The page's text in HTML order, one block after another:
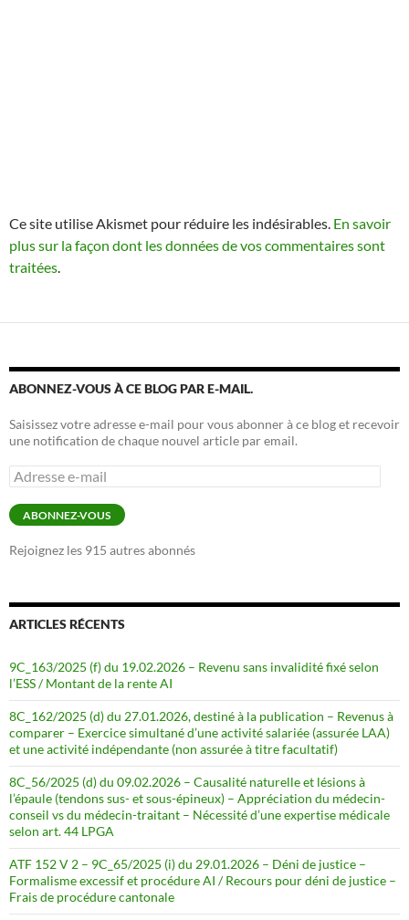
Ce site utilise Akismet pour réduire les indésirables. En savoir
plus sur la façon dont les données de vos commentaires sont
traitées.
ABONNEZ-VOUS À CE BLOG PAR E-MAIL.
Saisissez votre adresse e-mail pour vous abonner à ce blog et recevoir
une notification de chaque nouvel article par email.
Adresse
e-
mail
ABONNEZ-VOUS
Rejoignez les 915 autres abonnés
ARTICLES RÉCENTS
9C_163/2025 (f) du 19.02.2026 – Revenu sans invalidité fixé selon
l’ESS / Montant de la rente AI
8C_162/2025 (d) du 27.01.2026, destiné à la publication – Revenus à
comparer – Exercice simultané d’une activité salariée (assurée LAA)
et une activité indépendante (non assurée à titre facultatif)
8C_56/2025 (d) du 09.02.2026 – Causalité naturelle et lésions à
l’épaule (tendons sus- et sous-épineux) – Appréciation du médecin-
conseil vs du médecin-traitant – Nécessité d’une expertise médicale
selon art. 44 LPGA
ATF 152 V 2 – 9C_65/2025 (i) du 29.01.2026 – Déni de justice –
Formalisme excessif et procédure AI / Recours pour déni de justice –
Frais de procédure cantonale